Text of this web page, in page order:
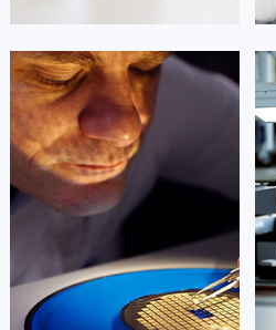
凯罗尔·切尔西
资深万宝龙技师
是万宝龙售后服务中心
(万宝龙保养维修中心)
的高级技师之一
Beijing montblanc Maintain center
北京万宝龙维修